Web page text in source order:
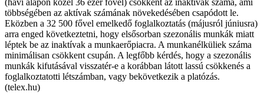
többségében az aktívak számának növekedésében csapódott le.
Eközben a 32 500 fővel emelkedő foglalkoztatás (májusról júniusra)
arra enged következtetni, hogy elsősorban szezonális munkák miatt
léptek be az inaktívak a munkaerőpiacra. A munkanélküliek száma
minimálisan csökkent csupán. A legfőbb kérdés, hogy a szezonális
munkák kifutásával visszatér-e a korábban látott lassú csökkenés a
foglalkoztatotti létszámban, vagy bekövetkezik a platózás.
(telex.hu)